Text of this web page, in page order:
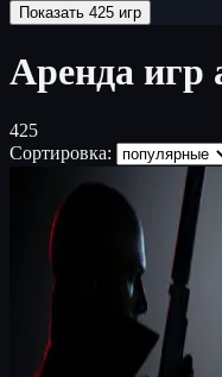
Показать 425 игр
Аренда игр
425
Сортировка: